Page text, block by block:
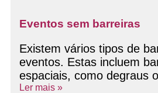
Eventos sem barreiras
Existem vários tipos de
eventos. Estas incluem
espaciais, como degraus
Ler mais »